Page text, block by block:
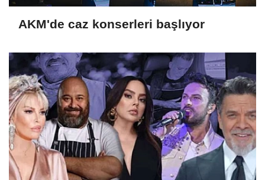
AKM'de caz konserleri başlıyor